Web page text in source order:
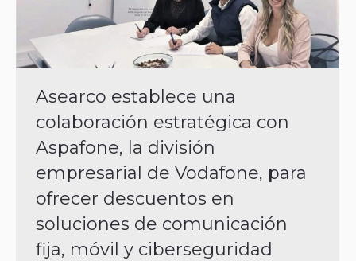
Asearco establece una
colaboración estratégica con
Aspafone, la división
empresarial de Vodafone, para
ofrecer descuentos en
soluciones de comunicación
fija, móvil y ciberseguridad